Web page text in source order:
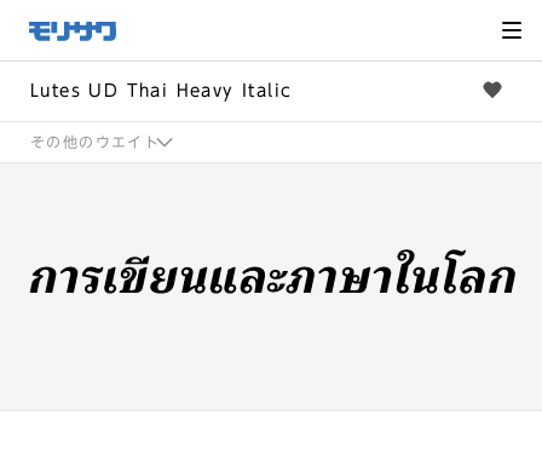
メ
ニュー
飛ばし
へ移動
Lutes UD Thai Heavy Italic
その他のウエイト